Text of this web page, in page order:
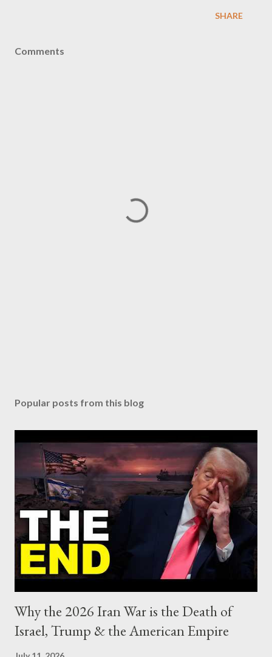
SHARE
Comments
Popular posts from this blog
Why the 2026 Iran War is the Death of
Israel, Trump & the American Empire